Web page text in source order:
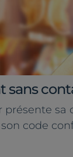
sans
présente
code